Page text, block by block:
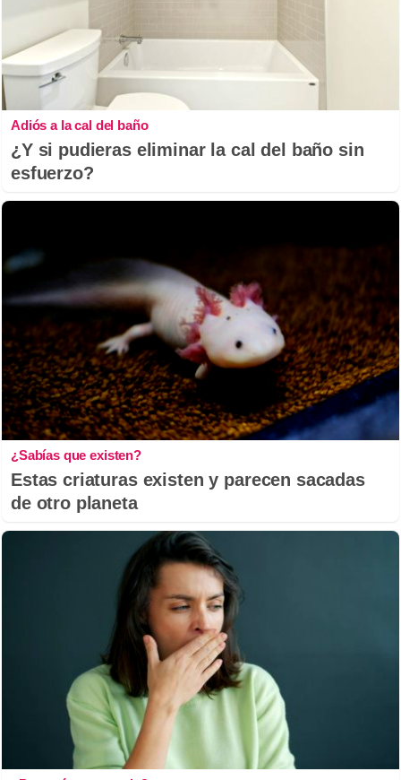
Adiós a la cal del baño
¿Y si pudieras eliminar la cal del baño sin
esfuerzo?
¿Sabías que existen?
Estas criaturas existen y parecen sacadas
de otro planeta